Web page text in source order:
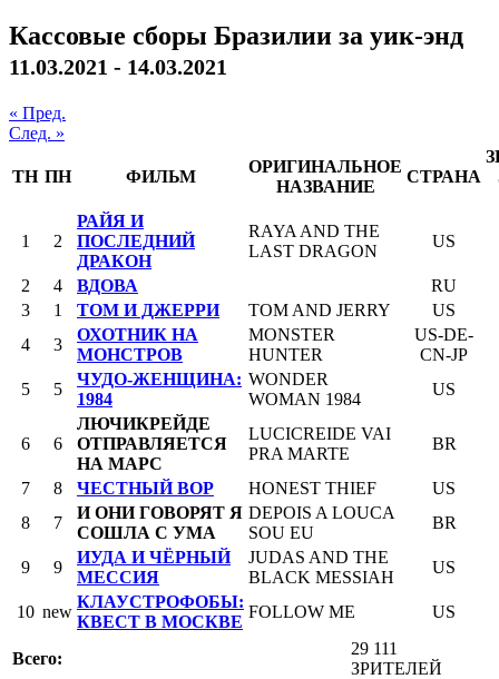
Кассовые сборы Бразилии за уик-энд
11.03.2021 - 14.03.2021
« Пред.
След. »
ТН ПН ФИЛЬМ
ОРИГИНАЛЬНОЕ
НАЗВАНИЕ
СТРАНА
1 2
РАЙЯ И
ПОСЛЕДНИЙ
ДРАКОН
RAYA AND THE
LAST DRAGON
US
2 4 ВДОВА
RU
3
1 ТОМ И ДЖЕРРИ TOM AND JERRY
US
4
3
ОХОТНИК НА
МОНСТРОВ
MONSTER
HUNTER
US-DE-
CN-JP
5
5
ЧУДО-ЖЕНЩИНА:
1984
WONDER
WOMAN 1984
US
6 6
ЛЮЧИКРЕЙДЕ
ОТПРАВЛЯЕТСЯ
НА МАРС
LUCICREIDE VAI
PRA MARTE
BR
7 8 ЧЕСТНЫЙ ВОР HONEST THIEF
US
8
7
И ОНИ ГОВОРЯТ Я
СОШЛА С УМА
DEPOIS A LOUCA
SOU EU
BR
9 9
ИУДА И ЧЁРНЫЙ
МЕССИЯ
JUDAS AND THE
BLACK MESSIAH
US
10 new
КЛАУСТРОФОБЫ:
КВЕСТ В МОСКВЕ
FOLLOW ME US
Всего:
29 111
ЗРИТЕЛЕЙ